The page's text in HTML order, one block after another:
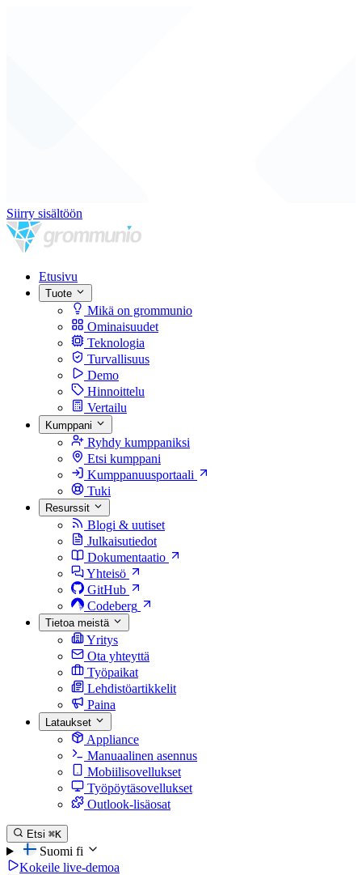
Siirry sisältöön
Etusivu
Tuote
Mikä on grommunio
Ominaisuudet
Teknologia
Turvallisuus
Demo
Hinnoittelu
Vertailu
Kumppani
Ryhdy kumppaniksi
Etsi kumppani
Kumppanuusportaali
Tuki
Resurssit
Blogi & uutiset
Julkaisutiedot
Dokumentaatio
Yhteisö
GitHub
Codeberg
Tietoa meistä
Yritys
Ota yhteyttä
Työpaikat
Lehdistöartikkelit
Paina
Lataukset
Appliance
Manuaalinen asennus
Mobiilisovellukset
Työpöytäsovellukset
Outlook-lisäosat
Etsi ⌘K
Suomi fi
Kokeile live-demoa